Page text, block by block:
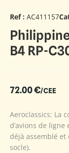
Ref : AC411157
B4 RP-
72.00€/CEE
Aeroclassics: La
d’avions de
déjà assemblé
socle).